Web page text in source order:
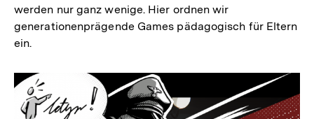
werden nur ganz wenige. Hier ordnen wir
generationenprägende Games pädagogisch für Eltern
ein.